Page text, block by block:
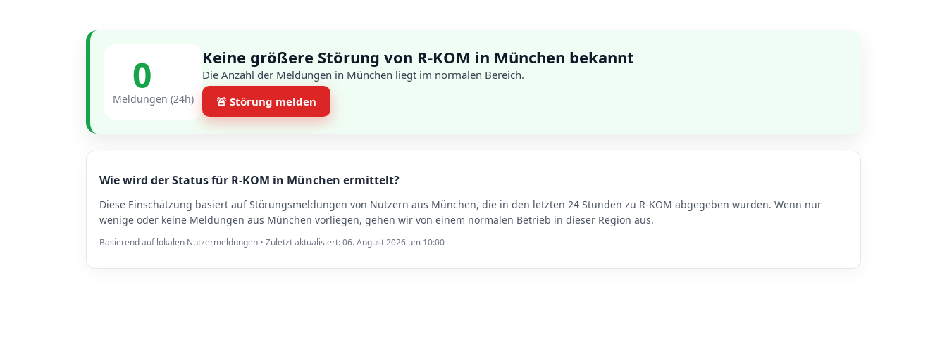
0
Meldungen (24h)
Keine größere Störung von R-KOM in München bekannt
Die Anzahl der Meldungen in München liegt im normalen Bereich.
🚨 Störung melden
Wie wird der Status für R-KOM in München ermittelt?
Diese Einschätzung basiert auf Störungsmeldungen von Nutzern aus München, die in den letzten 24 Stunden zu R-KOM abgegeben wurden. Wenn nur
wenige oder keine Meldungen aus München vorliegen, gehen wir von einem normalen Betrieb in dieser Region aus.
Basierend auf lokalen Nutzermeldungen • Zuletzt aktualisiert: 06. August 2026 um 10:00